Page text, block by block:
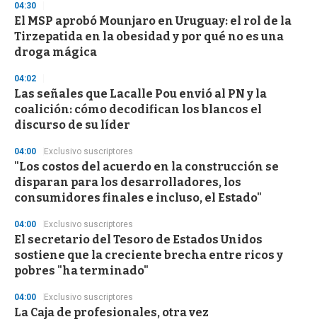
d
s
o
f
3
s
e
c
o
n
04:30
El MSP aprobó Mounjaro en Uruguay: el rol de la
Tirzepatida en la obesidad y por qué no es una
droga mágica
04:02
Las señales que Lacalle Pou envió al PN y la
coalición: cómo decodifican los blancos el
discurso de su líder
04:00 Exclusivo suscriptores
"Los costos del acuerdo en la construcción se
disparan para los desarrolladores, los
consumidores finales e incluso, el Estado"
04:00 Exclusivo suscriptores
El secretario del Tesoro de Estados Unidos
sostiene que la creciente brecha entre ricos y
pobres "ha terminado"
04:00 Exclusivo suscriptores
La Caja de profesionales, otra vez